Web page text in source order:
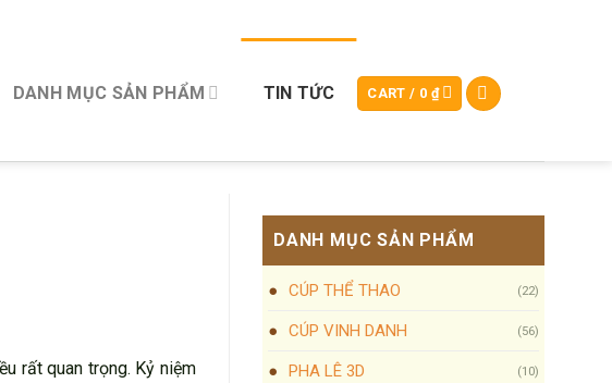
DANH MỤC SẢN PHẨM TIN TỨC CART / 0 ₫
rất quan trọng. Kỷ niệm
DANH MỤC SẢN PHẨM
CÚP THỂ THAO (22)
CÚP VINH DANH (56)
PHA LÊ 3D (10)